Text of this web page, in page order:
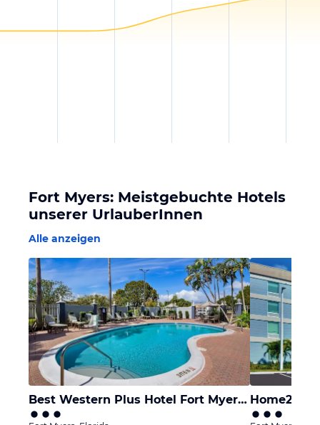
Fort Myers: Meistgebuchte Hotels
unserer UrlauberInnen
Alle anzeigen
Best Western Plus Hotel Fort Myers Inn & Suites